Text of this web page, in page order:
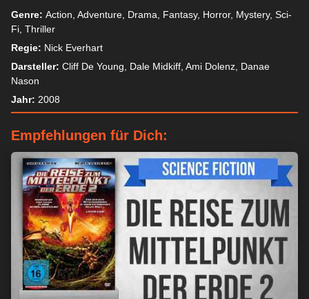
Genre: Action, Adventure, Drama, Fantasy, Horror, Mystery, Sci-
Fi, Thriller
Regie: Nick Everhart
Darsteller: Cliff De Young, Dale Midkiff, Ami Dolenz, Danae
Nason
Jahr: 2008
Empfehlungen für Dich: